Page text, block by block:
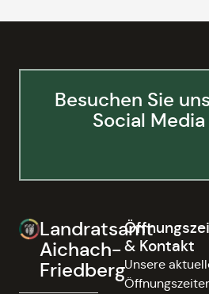
Besuchen Sie
Social Media
Landratsamt
Aichach-
Friedberg
& Kontakt
Unsere